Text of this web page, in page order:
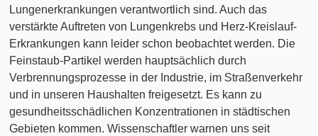
Lungenerkrankungen verantwortlich sind. Auch das
verstärkte Auftreten von Lungenkrebs und Herz-Kreislauf-
Erkrankungen kann leider schon beobachtet werden. Die
Feinstaub-Partikel werden hauptsächlich durch
Verbrennungsprozesse in der Industrie, im Straßenverkehr
und in unseren Haushalten freigesetzt. Es kann zu
gesundheitsschädlichen Konzentrationen in städtischen
Gebieten kommen. Wissenschaftler warnen uns seit